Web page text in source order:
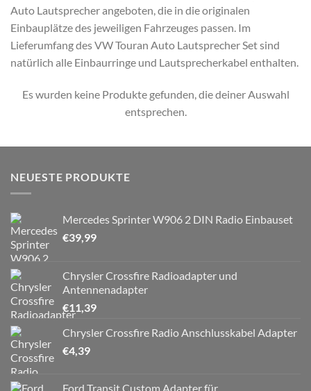
Auto Lautsprecher angeboten, die in die originalen
Einbauplätze des jeweiligen Fahrzeuges passen. Im
Lieferumfang des VW Touran Auto Lautsprecher Set sind
natürlich alle Einbaurringe und Lautsprecherkabel enthalten.
Es wurden keine Produkte gefunden, die deiner Auswahl
entsprechen.
NEUESTE PRODUKTE
Mercedes Sprinter W906 2 DIN Radio Einbauset
€39,99
Chrysler Crossfire Radioadapter und
Antennenadapter
€11,39
Chrysler Crossfire Radio Anschlusskabel Adapter
€4,39
Ford Transit Custom Adapter für